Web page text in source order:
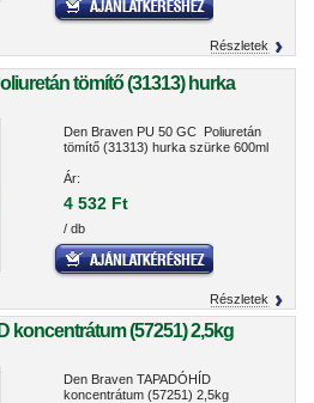
Részletek
tömítő (31313) hurka
Den Braven PU 50 GC Poliuretán
tömítő (31313) hurka szürke 600ml
Ár:
4 532 Ft
/ db
Részletek
koncentrátum (57251) 2,5kg
Den Braven TAPADÓHÍD
koncentrátum (57251) 2,5kg